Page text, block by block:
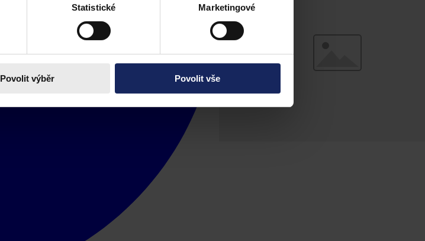
Statistické Marketingové
Povolit výběr Povolit vše